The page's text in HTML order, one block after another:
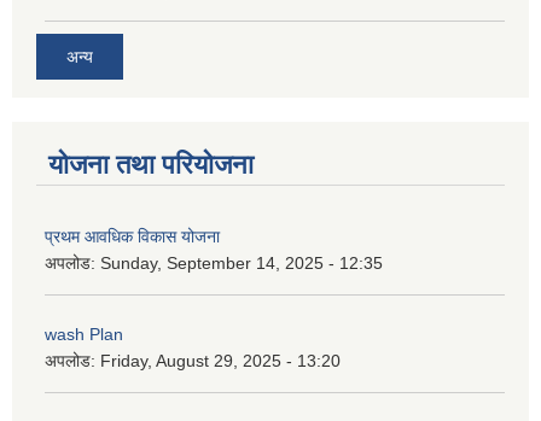
अन्य
योजना तथा परियोजना
प्रथम आवधिक विकास योजना
अपलोड: Sunday, September 14, 2025 - 12:35
wash Plan
अपलोड: Friday, August 29, 2025 - 13:20